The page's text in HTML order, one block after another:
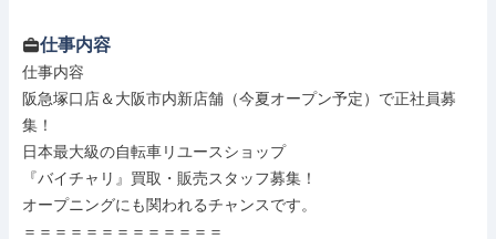
仕事内容
仕事内容
阪急塚口店＆大阪市内新店舗（今夏オープン予定）で正社員募
集！
日本最大級の自転車リユースショップ
『バイチャリ』買取・販売スタッフ募集！
オープニングにも関われるチャンスです。
＝＝＝＝＝＝＝＝＝＝＝＝＝